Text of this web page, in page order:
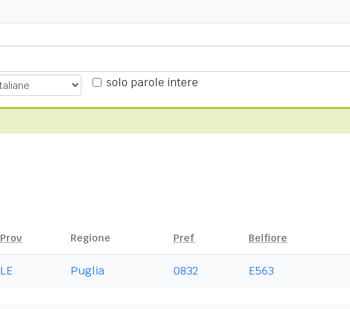
solo parole intere
Prov Regione Pref Belfiore
LE Puglia 0832 E563